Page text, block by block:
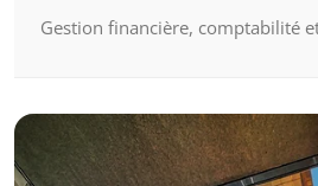
Gestion financière, comptabilité